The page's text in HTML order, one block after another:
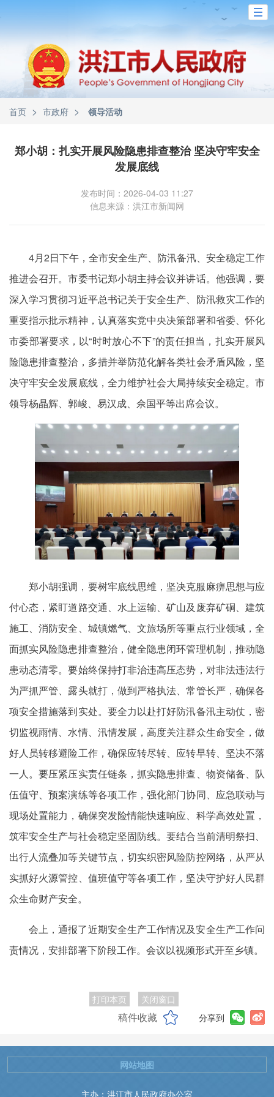
首页 > 市政府 > 领导活动
郑小胡：扎实开展风险隐患排查整治 坚决守牢安全
发展底线
发布时间：2026-04-03 11:27
信息来源：洪江市新闻网
4月2日下午，全市安全生产、防汛备汛、安全稳定工作
推进会召开。市委书记郑小胡主持会议并讲话。他强调，要
深入学习贯彻习近平总书记关于安全生产、防汛救灾工作的
重要指示批示精神，认真落实党中央决策部署和省委、怀化
市委部署要求，以“时时放心不下”的责任担当，扎实开展风
险隐患排查整治，多措并举防范化解各类社会矛盾风险，坚
决守牢安全发展底线，全力维护社会大局持续安全稳定。市
领导杨晶辉、郭峻、易汉成、佘国平等出席会议。
郑小胡强调，要树牢底线思维，坚决克服麻痹思想与应
付心态，紧盯道路交通、水上运输、矿山及废弃矿硐、建筑
施工、消防安全、城镇燃气、文旅场所等重点行业领域，全
面抓实风险隐患排查整治，健全隐患闭环管理机制，推动隐
患动态清零。要始终保持打非治违高压态势，对非法违法行
为严抓严管、露头就打，做到严格执法、常管长严，确保各
项安全措施落到实处。要全力以赴打好防汛备汛主动仗，密
切监视雨情、水情、汛情发展，高度关注群众生命安全，做
好人员转移避险工作，确保应转尽转、应转早转、坚决不落
一人。要压紧压实责任链条，抓实隐患排查、物资储备、队
伍值守、预案演练等各项工作，强化部门协同、应急联动与
现场处置能力，确保突发险情能快速响应、科学高效处置，
筑牢安全生产与社会稳定坚固防线。要结合当前清明祭扫、
出行人流叠加等关键节点，切实织密风险防控网络，从严从
实抓好火源管控、值班值守等各项工作，坚决守护好人民群
众生命财产安全。
会上，通报了近期安全生产工作情况及安全生产工作问
责情况，安排部署下阶段工作。会议以视频形式开至乡镇。
打印本页 关闭窗口
稿件收藏 分享到
主办：洪江市人民政府办公室
网站地图